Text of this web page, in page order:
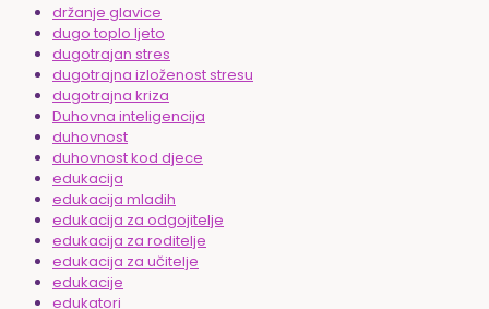
držanje glavice
dugo toplo ljeto
dugotrajan stres
dugotrajna izloženost stresu
dugotrajna kriza
Duhovna inteligencija
duhovnost
duhovnost kod djece
edukacija
edukacija mladih
edukacija za odgojitelje
edukacija za roditelje
edukacija za učitelje
edukacije
edukatori